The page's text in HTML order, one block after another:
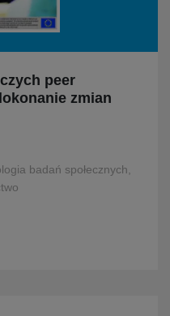
peer
zmian
badań społecznych,